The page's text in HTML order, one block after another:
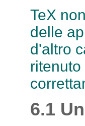
TeX
delle
d'altro
6.1